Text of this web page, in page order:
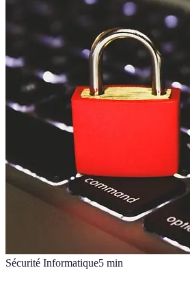
Sécurité Informatique5 min